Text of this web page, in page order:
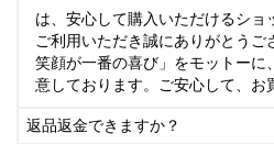
は、安心して購入いただけるショ
ご利用いただき誠にありがとう
笑顔が一番の喜び」をモットーに
意しております。ご安心して、お
返品返金できますか？